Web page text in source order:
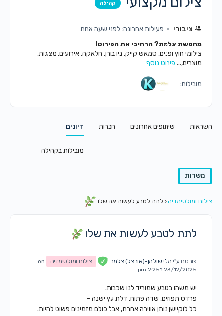
קהילה
ציבורי
פעילות אחרונה: לפני שעה אחת
מחפשת צלמת? הרחיבי את הפירוט!
צילומי חוץ ופנים, סמאש קייק, ניו בורן, חלאקה, אירועים, מצגות,
מוצרים,... פירוט נוסף
מובילות:
השראות שיתופים אחרונים חברות דיונים
מובילות בקהילה
משרות
צילום ומולטימדיה ‹ לתת לטבע לעשות את שלו
לתת לטבע לעשות את שלו
פורסם ע"י מלי שולמן-(אורצל) צלמת צילום ומולטימדיה
on
23/12/2025 ב2:25 pm
יש משהו בטבע שמוריד לנו שכבות.
פרדס תפוזים, שדה פתוח, דלת עץ ישנה –
כל לוקיישן נותן אווירה אחרת, אבל כולם מזמינים פשוט להיות.